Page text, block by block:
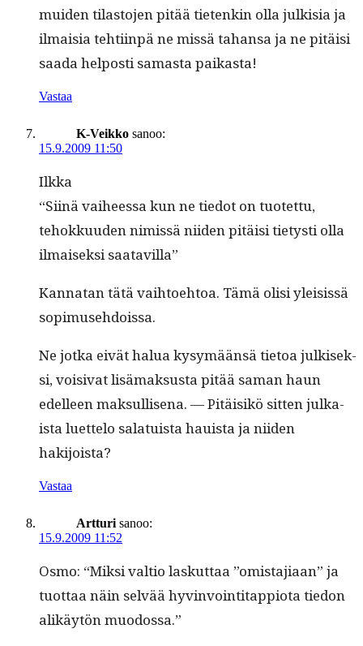
muiden tilas­to­jen pitää tietenkin olla julk­isia ja
ilmaisia tehti­in­pä ne mis­sä tahansa ja ne pitäisi
saa­da hel­posti samas­ta paikasta!
Vastaa
K-Veikko sanoo:
15.9.2009 11:50
Ilk­ka
“Siinä vai­heessa kun ne tiedot on tuotet­tu,
tehokku­u­den nimis­sä niiden pitäisi tietysti olla
ilmaisek­si saatavilla”
Kan­natan tätä vai­h­toe­htoa. Tämä olisi ylei­sis­sä
sopimusehdoissa.
Ne jot­ka eivät halua kysymään­sä tietoa julkisek­
si, voisi­vat lisä­mak­sus­ta pitää saman haun
edelleen mak­sullise­na. — Pitäisikö sit­ten julka­
ista luet­te­lo sala­tu­ista hauista ja niiden
hakijoista?
Vastaa
Artturi sanoo:
15.9.2009 11:52
Osmo: “Mik­si val­tio laskut­taa ”omis­ta­ji­aan” ja
tuot­taa näin selvää hyv­in­voin­ti­tap­pi­o­ta tiedon
alikäytön muodossa.”